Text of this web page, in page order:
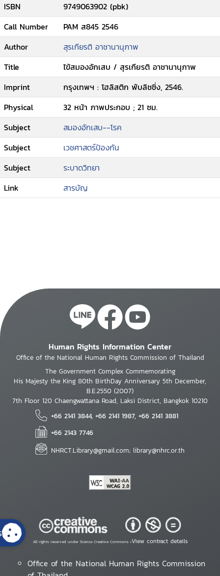
ISBN
9749063902 (pbk)
Call Number
PAM ส845 2546
Author
สุรเกียรติ อาชานานุภาพ
Title
ไข้สมองอักเสบ / สุรเกียรติ อาชานานุภาพ
Imprint
กรุงเทพฯ : โฮลิสติก พับลิชชิ่ง, 2546.
Physical
32 หน้า ภาพประกอบ ; 21 ซม.
Subject
สมองอักเสบ--โรค
Subject
เวชศาสตร์ป้องกัน
Subject
ระบาดวิทยา
Link
สารบัญ
Human Rights Information Center
Office of the National Human Rights Commission of Thailand
The Government Complex Commemorating
His Majesty the King 80th BirthDay Anniversary 5th December,
B.E.2550 (2007)
7th Floor 120 Chaengwattana Road, Laksi District, Bangkok 10210
+66 2141 3844, +66 2141 1987, +66 2141 3881
+66 2143 7746
NHRCT.Library@gmail.com; library@nhrc.or.th
All rights reserved under license Creative Commons •View contract details
Office of the National Human Rights Commission